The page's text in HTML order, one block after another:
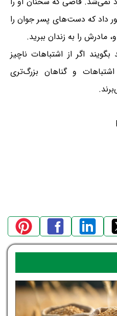
داد که دست‌های پسر جوان را
مادرش را به زندان ببرید.
اگر از اشتباهات ناچیز
و گناهان بزرگ‌تری